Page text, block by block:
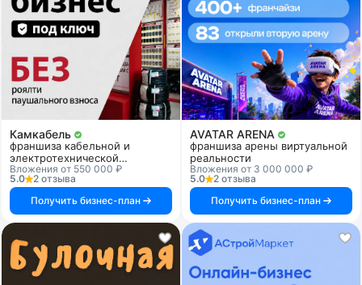
Камкабель
франшиза кабельной и
электротехнической
продукции
Вложения от 550 000 ₽
5.0
2 отзыва
Получить бизнес-план
AVATAR ARENA
франшиза арены виртуальной
реальности
Вложения от 3 000 000 ₽
5.0
2 отзыва
Получить бизнес-план